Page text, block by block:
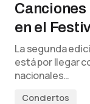
en el
La segunda
está por llegar
nacionales…
Conciertos